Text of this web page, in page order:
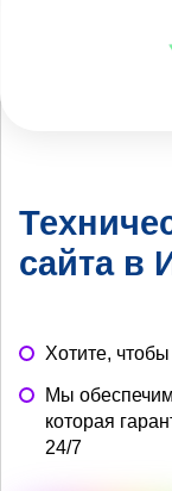
сайта в
Хотите,
Мы
которая
24/7